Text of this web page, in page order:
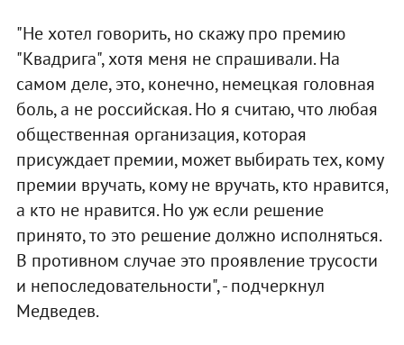
"Не хотел говорить, но скажу про премию
"Квадрига", хотя меня не спрашивали. На
самом деле, это, конечно, немецкая головная
боль, а не российская. Но я считаю, что любая
общественная организация, которая
присуждает премии, может выбирать тех, кому
премии вручать, кому не вручать, кто нравится,
а кто не нравится. Но уж если решение
принято, то это решение должно исполняться.
В противном случае это проявление трусости
и непоследовательности", - подчеркнул
Медведев.